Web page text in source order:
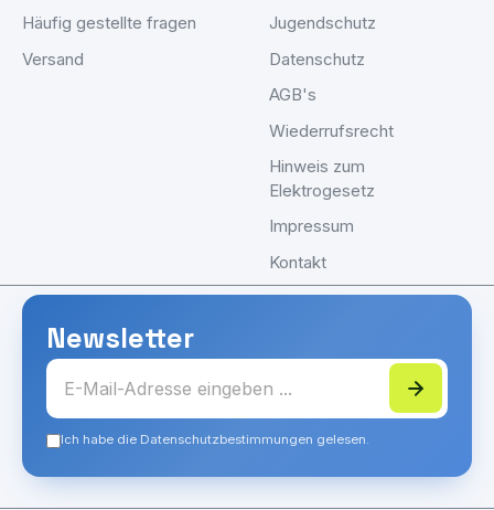
Häufig gestellte fragen
Versand
Jugendschutz
Datenschutz
AGB's
Wiederrufsrecht
Hinweis zum
Elektrogesetz
Impressum
Kontakt
Newsletter
Ich habe die Datenschutzbestimmungen gelesen.